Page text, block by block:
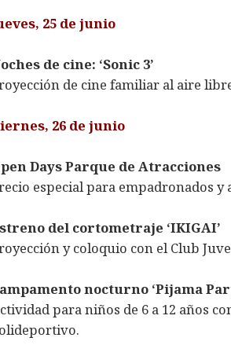
25 de junio
de cine: ‘Sonic 3’
de cine familiar al aire
26 de junio
Days Parque de Atracciones
especial para empadronados y
del cortometraje ‘IKIGAI’
y coloquio con el Club
nocturno ‘Pijama
para niños de 6 a 12 años